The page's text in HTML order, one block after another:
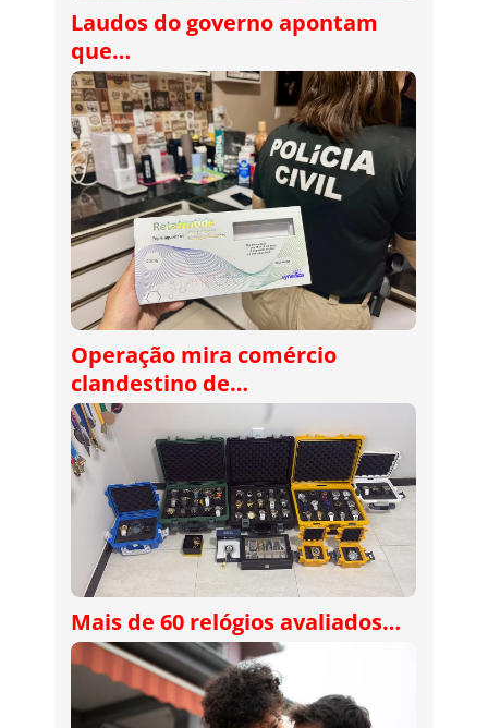
Laudos do governo apontam
que…
Operação mira comércio
clandestino de…
Mais de 60 relógios avaliados…